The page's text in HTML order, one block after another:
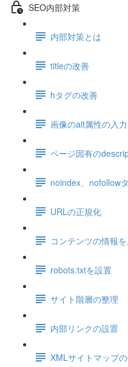
SEO内部対策
内部対策とは
titleの改善
hタグの改善
画像のalt属性の入力
ページ固有の
noindex、nofollow
URLの正規化
コンテンツの情報
robots.txtを設置
サイト階層の整理
内部リンクの設置
XMLサイトマップ